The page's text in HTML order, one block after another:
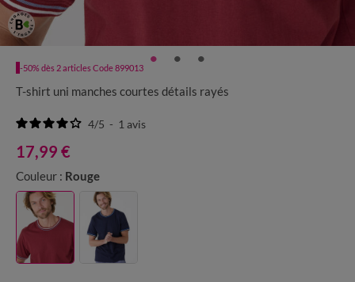
-50% dès 2 articles Code 899013
T-shirt uni manches courtes détails rayés
4/5 - 1 avis
17,99 €
Couleur : Rouge